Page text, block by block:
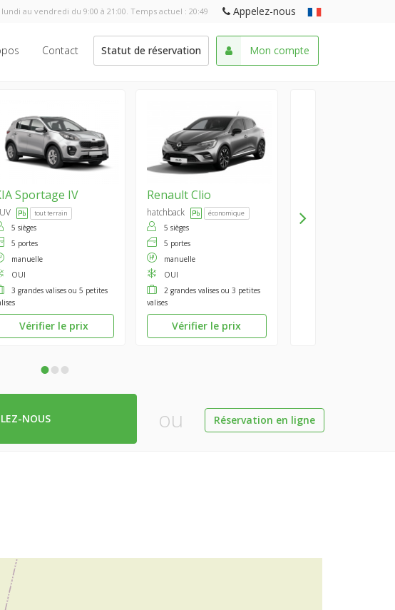
au vendredi du 9:00 à 21:00. Temps actuel : 20:49 Appelez-nous
Contact Statut de réservation Mon compte
Sportage IV
tout terrain
5 sièges
5 portes
manuelle
OUI
3 grandes valises ou 5 petites
Vérifier le prix
RenaultClio
hatchback économique
5 sièges
5 portes
manuelle
OUI
2 grandes valises ou 3 petites
valises
Vérifier le prix
•••
NOUS ou Réservation en ligne